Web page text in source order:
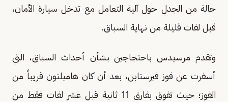
حالة من الجدل حول آلية التعامل مع تدخل سيارة الأمان،
قبل لفات قليلة من نهاية السباق.
وتقدم مرسيدس باحتجاجين بشأن أحداث السباق، التي
أسفرت عن فوز فيرستابن، بعد أن كان هاميلتون قريباً من
الفوز؛ حيث تفوق بفارق 11 ثانية قبل عشر لفات فقط من